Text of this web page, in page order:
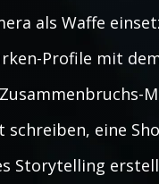
als Waffe
Profile mit
schreiben, eine
Storytelling